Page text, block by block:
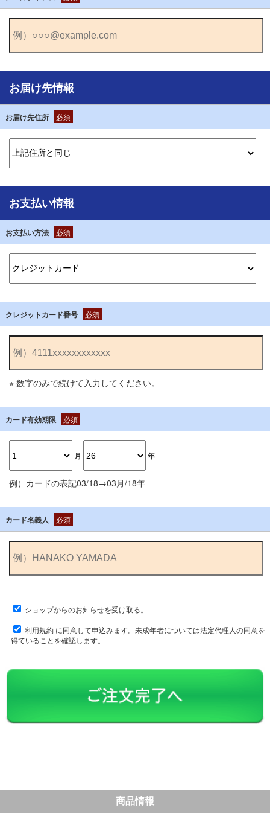
お届け先情報
お届け先住所 必須
お支払い情報
お支払い方法 必須
クレジットカード番号 必須
※ 数字のみで続けて入力してください。
カード有効期限 必須
月 年
例）カードの表記03/18→03月/18年
カード名義人 必須
ショップからのお知らせを受け取る。
利用規約に同意して申込みます。未成年者については法定代理人の同意を
得ていることを確認します。
商品情報